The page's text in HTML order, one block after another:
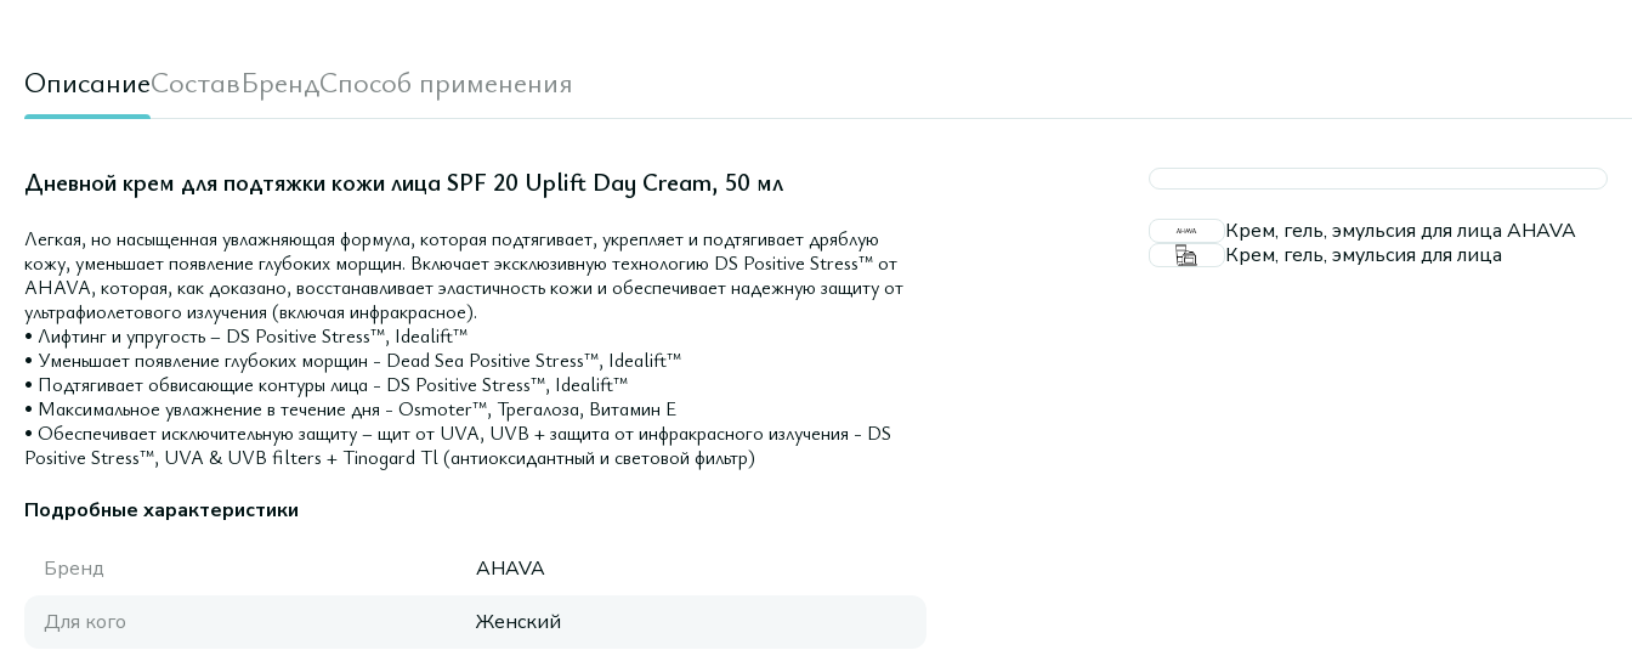
ОписаниеСоставБрендСпособ применения
Дневной крем для подтяжки кожи лица SPF 20 Uplift Day Cream, 50 мл
Легкая, но насыщенная увлажняющая формула, которая подтягивает, укрепляет и подтягивает дряблую
кожу, уменьшает появление глубоких морщин. Включает эксклюзивную технологию DS Positive Stress™ от
AHAVA, которая, как доказано, восстанавливает эластичность кожи и обеспечивает надежную защиту от
ультрафиолетового излучения (включая инфракрасное).
• Лифтинг и упругость – DS Positive Stress™, Idealift™
• Уменьшает появление глубоких морщин - Dead Sea Positive Stress™, Idealift™
• Подтягивает обвисающие контуры лица - DS Positive Stress™, Idealift™
• Максимальное увлажнение в течение дня - Osmoter™, Трегалоза, Витамин E
• Обеспечивает исключительную защиту – щит от UVA, UVB + защита от инфракрасного излучения - DS
Positive Stress™, UVA & UVB filters + Tinogard Tl (антиоксидантный и световой фильтр)
Подробные характеристики
Бренд
AHAVA
Для кого
Женский
Крем, гель, эмульсия для лица AHAVA
Крем, гель, эмульсия для лица